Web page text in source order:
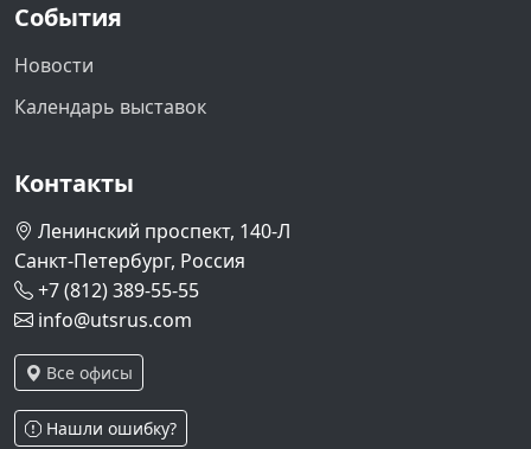
События
Новости
Календарь выставок
Контакты
Ленинский проспект, 140-Л
Санкт-Петербург, Россия
+7 (812) 389-55-55
info@utsrus.com
Все офисы
Нашли ошибку?